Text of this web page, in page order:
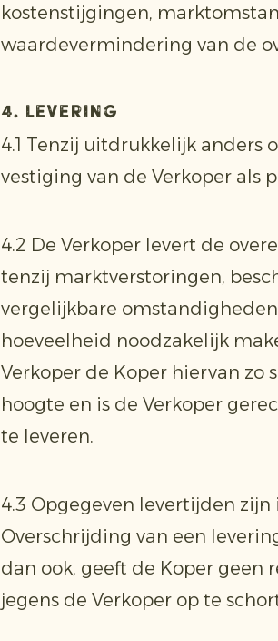
kostenstijgingen,
waardevermindering van de
4. Levering
4.1 Tenzij uitdrukkelijk anders
vestiging van de Verkoper als
4.2 De Verkoper levert de
tenzij marktverstoringen,
vergelijkbare
hoeveelheid noodzakelijk
Verkoper de Koper hiervan zo
hoogte en is de Verkoper
te leveren.
4.3 Opgegeven levertijden
Overschrijding van een
dan ook, geeft de Koper
jegens de Verkoper op te